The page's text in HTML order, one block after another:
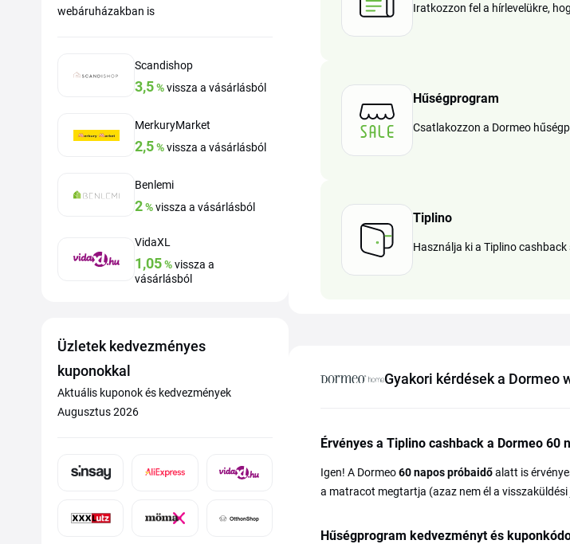
webáruházakban is
Scandishop
3,5%vissza a vásárlásból
MerkuryMarket
2,5%vissza a vásárlásból
Benlemi
2%vissza a vásárlásból
VidaXL
1,05%vissza a
vásárlásból
Üzletek kedvezményes
kuponokkal
Aktuális kuponok és kedvezmények
Augusztus 2026
Iratkozzon fel a hírlevelükre,
Hűségprogram
Csatlakozzon a Dormeo
Tiplino
Használja ki a Tiplino
Gyakori kérdések a Dormeo
Érvényes a Tiplino cashback a Dormeo 60
Igen! A Dormeo60 napos próbaidőalatt is
a matracot megtartja (azaz nem él a
Hűségprogram kedvezményt és